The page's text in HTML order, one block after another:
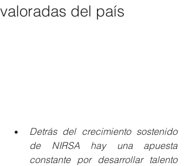
valoradas del país
Detrás del crecimiento sostenido
de NIRSA hay una apuesta
constante por desarrollar talento